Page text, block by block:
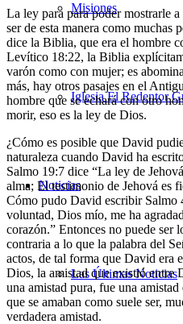
Misiones
Iglesia El Redentor
Noticias
Las Últimas Noticias
La ley para para poder mostrarle
ser de esta manera como muchas
dice la Biblia, que era el hombre
Levítico 18:22, la Biblia
varón como con mujer; es
más, hay otros pasajes en el
hombre que se echará con otro
morir, eso es la ley de Dios.
¿Cómo es posible que David
naturaleza cuando David ha
Salmo 19:7 dice “La ley de
alma; El testimonio de Jehová es
Cómo pudo David escribir Salmo
voluntad, Dios mío, me ha
corazón.” Entonces no puede ser
contraria a lo que la palabra del
actos, de tal forma que David era
Dios, la amistad que existió
una amistad pura, fue una
que se amaban como suele ser,
verdadera amistad.